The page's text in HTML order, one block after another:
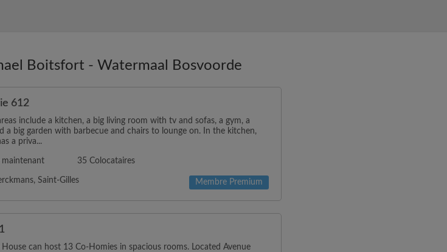
Boitsfort - Watermaal Bosvoorde
612
include a kitchen, a big living room with tv and sofas, a gym, a
a big garden with barbecue and chairs to lounge on. In the kitchen,
a priva...
maintenant 35 Colocataires
Saint-Gilles Membre Premium
House can host 13 Co-Homies in spacious rooms. Located Avenue